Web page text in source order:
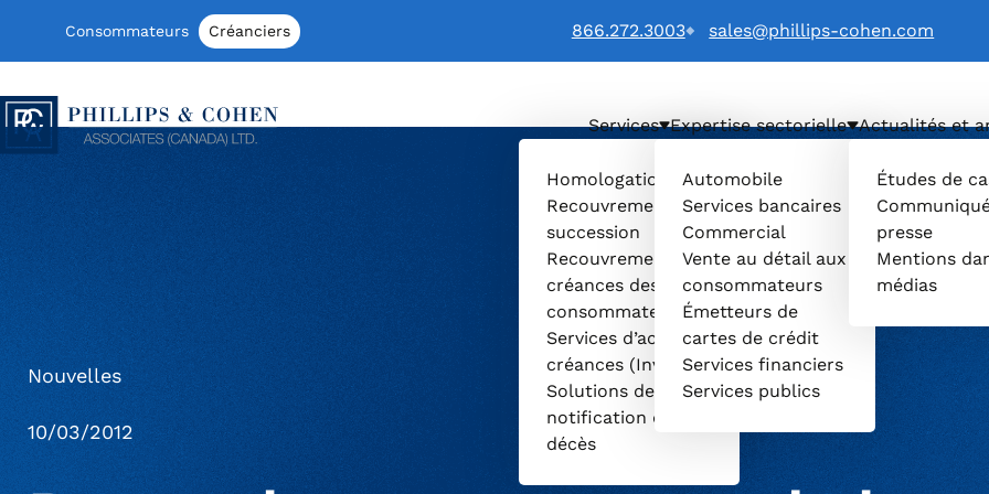
Consommateurs Créanciers 866.272.3003 sales@phillips-cohen.com
Phillips & Cohen Associates (Canada) LTD. (Français) logo
Services
Homologation et
Recouvrement de
succession
Recouvrement de
créances des
consommateurs
Services d’achat de
créances (Invenio)
Solutions de
notification de
décès
Expertise sectorielle
Automobile
Services bancaires
Commercial
Vente au détail aux
consommateurs
Émetteurs de
cartes de crédit
Services financiers
Services publics
Actualités et
Études de
presse
Mentions
médias
Nouvelles
10/03/2012